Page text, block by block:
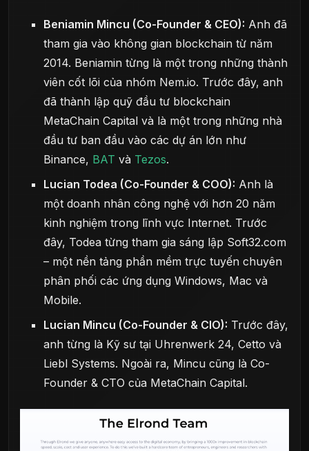
Beniamin Mincu (Co-Founder & CEO): Anh đã
tham gia vào không gian blockchain từ năm
2014. Beniamin từng là một trong những thành
viên cốt lõi của nhóm Nem.io. Trước đây, anh
đã thành lập quỹ đầu tư blockchain
MetaChain Capital và là một trong những nhà
đầu tư ban đầu vào các dự án lớn như
Binance, BATvà Tezos.
Lucian Todea (Co-Founder & COO): Anh là
một doanh nhân công nghệ với hơn 20 năm
kinh nghiệm trong lĩnh vực Internet. Trước
đây, Todea từng tham gia sáng lập Soft32.com
– một nền tảng phần mềm trực tuyến chuyên
phân phối các ứng dụng Windows, Mac và
Mobile.
Lucian Mincu (Co-Founder & CIO): Trước đây,
anh từng là Kỹ sư tại Uhrenwerk 24, Cetto và
Liebl Systems. Ngoài ra, Mincu cũng là Co-
Founder & CTO của MetaChain Capital.